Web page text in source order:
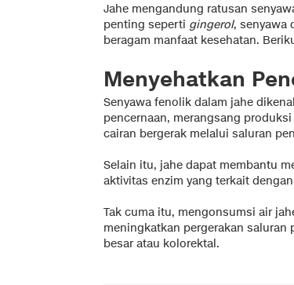
Jahe mengandung ratusan
penting seperti gingerol, senyawa
beragam manfaat kesehatan.
Menyehatkan
Senyawa fenolik dalam jahe
pencernaan, merangsang
cairan bergerak melalui saluran
Selain itu, jahe dapat membantu
aktivitas enzim yang terkait
Tak cuma itu, mengonsumsi air
meningkatkan pergerakan
besar atau kolorektal.